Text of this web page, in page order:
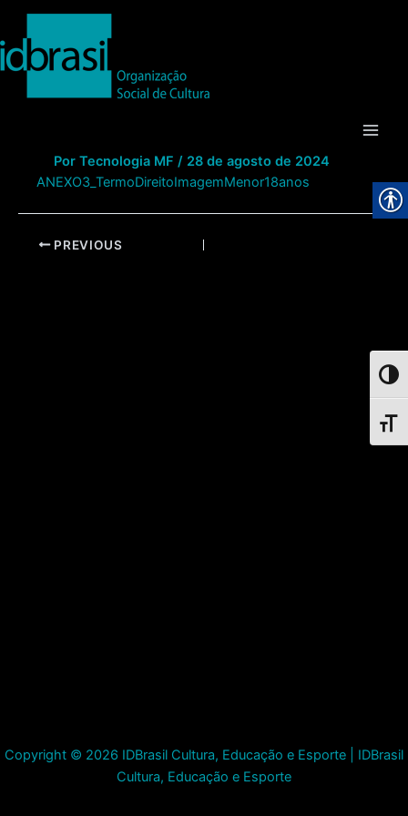
o
conteúdo
Por Tecnologia MF / 28 de agosto de 2024
ANEXO3_TermoDireitoImagemMenor18anos
Post PREVIOUS
Copyright © 2026 IDBrasil Cultura, Educação e Esporte | IDBrasil
Cultura, Educação e Esporte